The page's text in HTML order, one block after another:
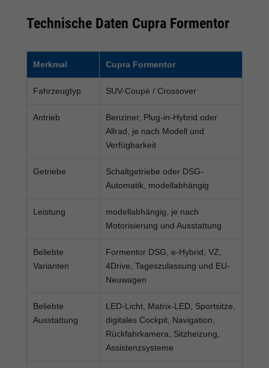
Technische Daten Cupra Formentor
Merkmal Cupra Formentor
Fahrzeugtyp SUV-Coupé / Crossover
Antrieb
Benziner, Plug-in-Hybrid oder
Allrad, je nach Modell und
Verfügbarkeit
Getriebe
Schaltgetriebe oder DSG-
Automatik, modellabhängig
Leistung
modellabhängig, je nach
Motorisierung und Ausstattung
Beliebte
Varianten
Formentor DSG, e-Hybrid, VZ,
4Drive, Tageszulassung und EU-
Neuwagen
Beliebte
Ausstattung
LED-Licht, Matrix-LED, Sportsitze,
digitales Cockpit, Navigation,
Rückfahrkamera, Sitzheizung,
Assistenzsysteme